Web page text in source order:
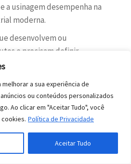
a sua experiência de
ou conteúdos personalizados
Ao clicar em "Aceitar Tudo", você
Política de Privacidade
Aceitar Tudo
a usinagem desempenha na
moderna.
desenvolvem ou
e precisam definir
adequados, contar
a diferença entre um
um processo produtivo
atua exatamente
e equipamentos,
detalhamento técnico